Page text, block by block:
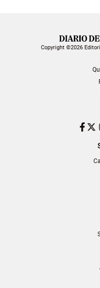
Copyright ©2026